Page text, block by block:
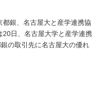
都銀、名古屋大と産学連携協
日、名古屋大学と産学連携
の取引先に名古屋大の優れ